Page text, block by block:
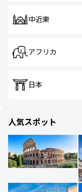
中近東
アフリカ
日本
人気スポット